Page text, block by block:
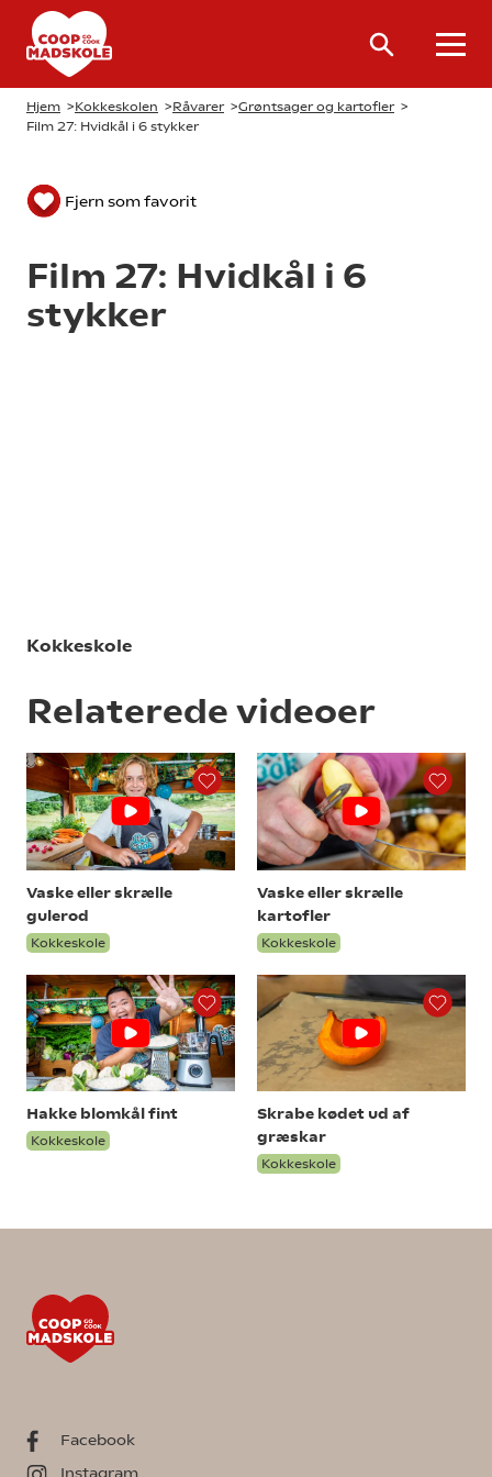
Hjem >Kokkeskolen >Råvarer >Grøntsager og kartofler >
Film 27: Hvidkål i 6 stykker
Fjern som favorit
Film 27: Hvidkål i 6
stykker
Kokkeskole
Relaterede videoer
Vaske eller skrælle
gulerod
Kokkeskole
Vaske eller skrælle
kartofler
Kokkeskole
Hakke blomkål fint
Kokkeskole
Skrabe kødet ud af
græskar
Kokkeskole
Facebook
Instagram